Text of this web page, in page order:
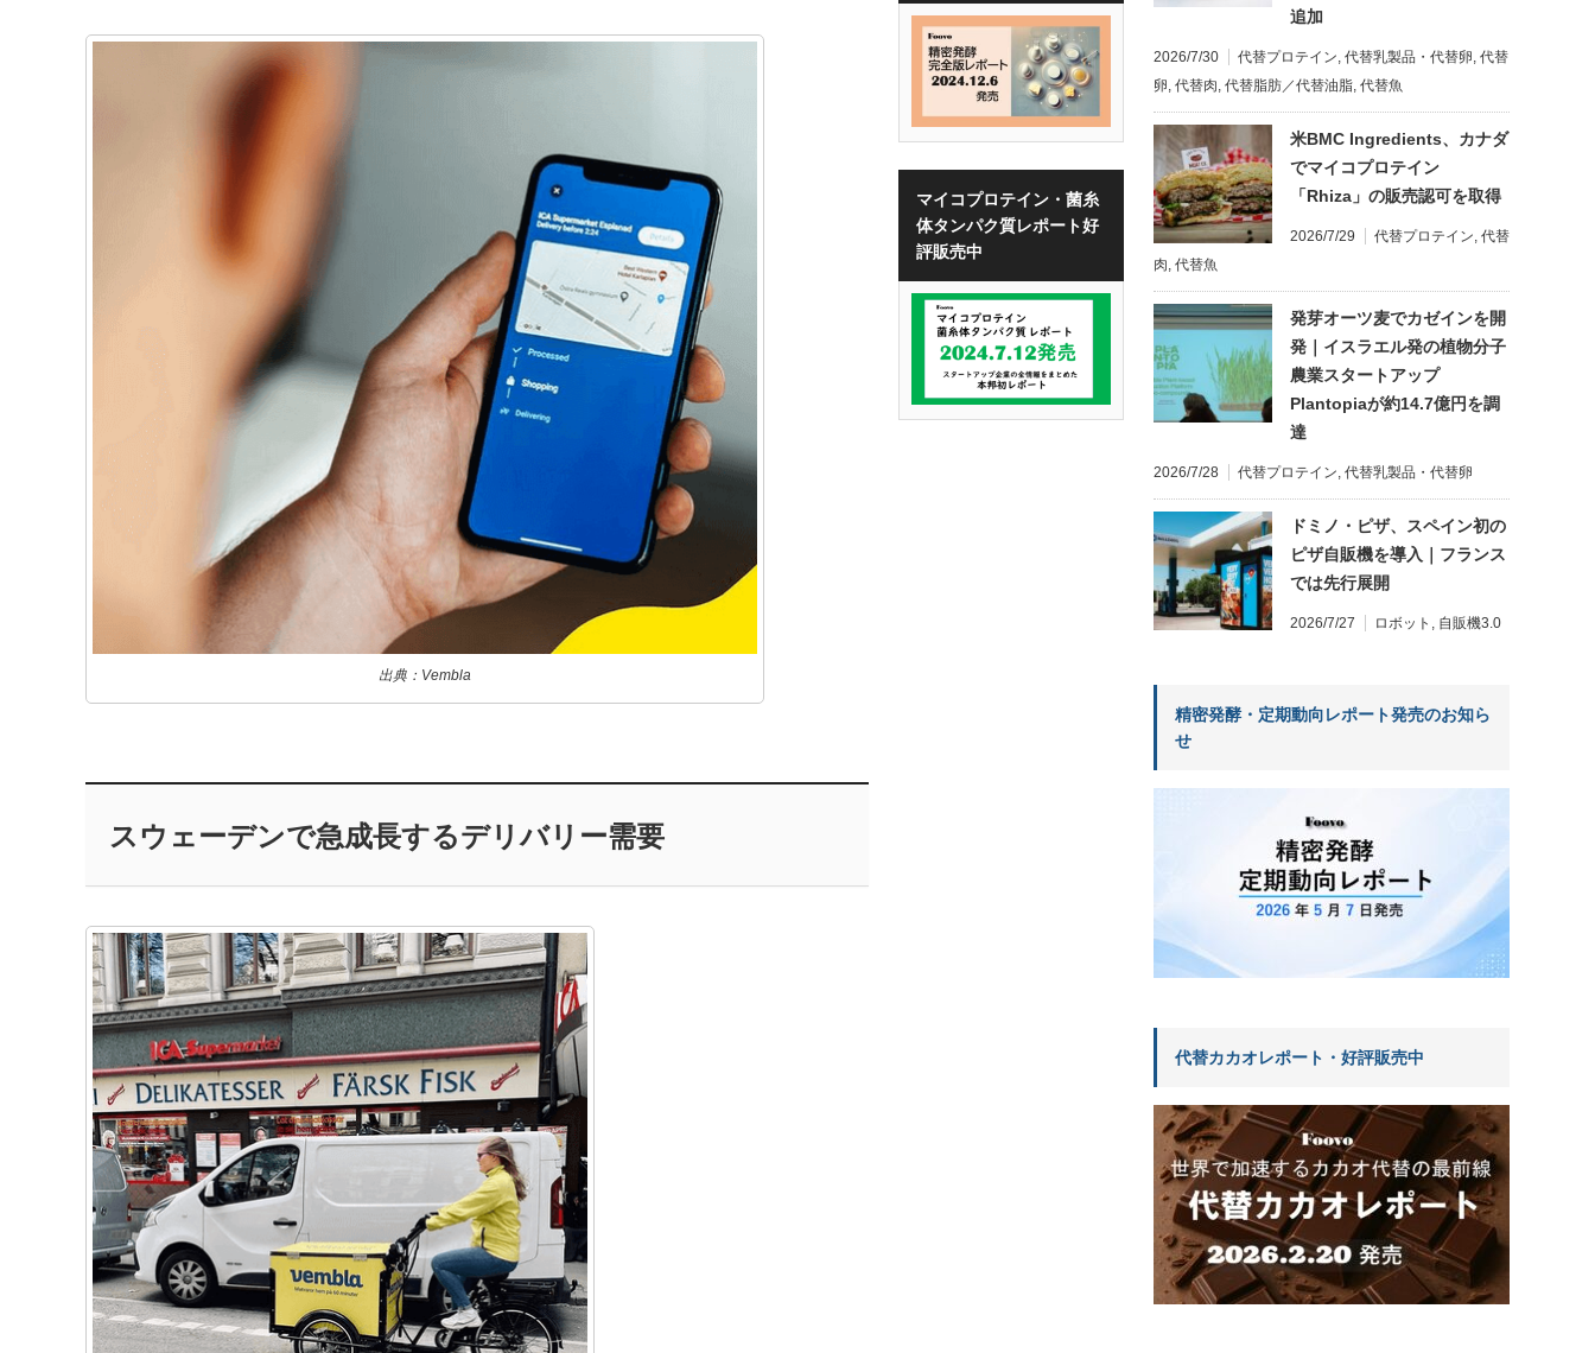
出典：Vembla
スウェーデンで急成長するデリバリー需要
マイコプロテイン・菌糸
体タンパク質レポート好
評販売中
追加
2026/7/30 代替プロテイン 代替乳製品・代替卵 代替
卵 代替肉 代替脂肪／代替油脂 代替魚
米BMC Ingredients、カナダ
でマイコプロテイン
「Rhiza」の販売認可を取得
2026/7/29 代替プロテイン 代替
肉 代替魚
発芽オーツ麦でカゼインを開
発｜イスラエル発の植物分子
農業スタートアップ
Plantopiaが約14.7億円を調
達
2026/7/28 代替プロテイン 代替乳製品・代替卵
ドミノ・ピザ、スペイン初の
ピザ自販機を導入｜フランス
では先行展開
2026/7/27 ロボット 自販機3.0
精密発酵・定期動向レポート発売のお知ら
せ
代替カカオレポート・好評販売中